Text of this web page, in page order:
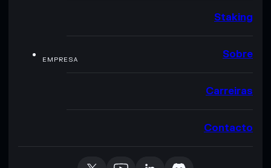
Staking
EMPRESA Sobre
Carreiras
Contacto